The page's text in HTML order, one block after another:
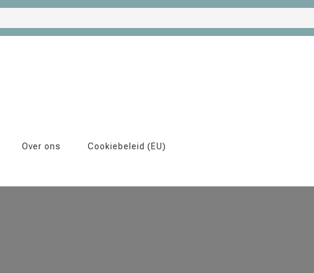
Over ons Cookiebeleid (EU)